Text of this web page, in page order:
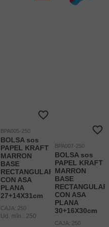
BPA005-250
BOLSA sos
PAPEL KRAFT
MARRON
BASE
RECTANGULAR
CON ASA
PLANA
27+14X31cm
CAJA: 250
Ud. mín.: 250
BPA007-250
BOLSA sos
PAPEL KRAFT
MARRON
BASE
RECTANGULAR
CON ASA
PLANA
30+16X30cm
CAJA: 250